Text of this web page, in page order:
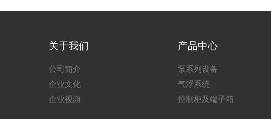
关于我们
公司简介
企业文化
企业视频
产品中心
泵系列设备
气浮系统
控制柜及端子箱